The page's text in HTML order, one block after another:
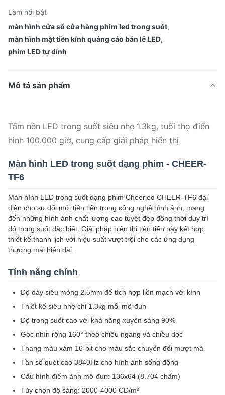
Làm nổi bật
màn hình cửa sổ cửa hàng phim led trong suốt,
màn hình mặt tiền kính quảng cáo bán lẻ LED,
phim LED tự dính
Mô tả sản phẩm
Tấm nền LED trong suốt siêu nhẹ 1.3kg, tuổi thọ điển
hình 100.000 giờ, cung cấp giải pháp hiển thị
Màn hình LED trong suốt dạng phim - CHEER-
TF6
Màn hình LED trong suốt dạng phim Cheerled CHEER-TF6 đại
diện cho sự đổi mới tiên tiến trong công nghệ hình ảnh, mang
đến những hình ảnh chất lượng cao tuyệt đẹp đồng thời duy trì
độ trong suốt đặc biệt. Giải pháp hiển thị tiên tiến này kết hợp
thiết kế thanh lịch với hiệu suất vượt trội cho các ứng dụng
thương mại hiện đại.
Tính năng chính
Độ dày siêu mỏng 2.5mm để tích hợp liền mạch với kính
Thiết kế siêu nhẹ chỉ 1.3kg mỗi mô-đun
Độ trong suốt cao với khả năng xuyên sáng 90%
Góc nhìn rộng 160° theo chiều ngang và chiều dọc
Thang màu xám 16-bit cho màu sắc chuyển đổi mượt mà
Tần số quét cao 3840Hz cho hình ảnh sống động
Cấu hình điểm ảnh mô-đun: 136x64 (8.704 chấm)
Tùy chọn độ sáng: 2000-4000 CD/m²